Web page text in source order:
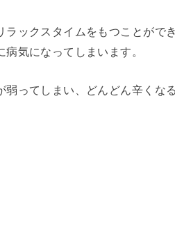
ックスタイムをもつことがで
気になってしまいます。
弱ってしまい、どんどん辛くな